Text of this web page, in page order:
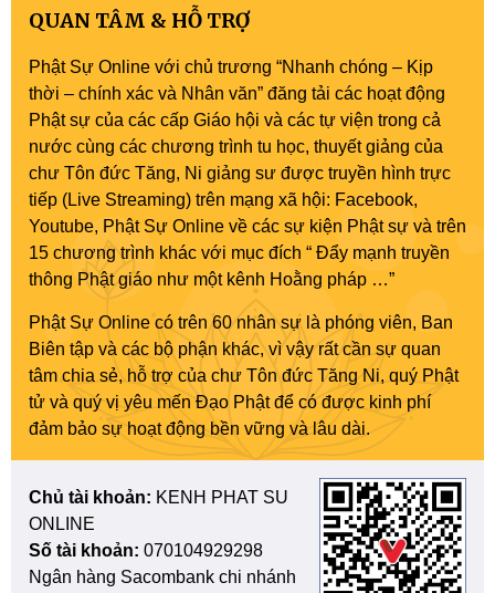
QUAN TÂM & HỖ TRỢ
Phật Sự Online với chủ trương “Nhanh chóng – Kịp
thời – chính xác và Nhân văn” đăng tải các hoạt động
Phật sự của các cấp Giáo hội và các tự viện trong cả
nước cùng các chương trình tu học, thuyết giảng của
chư Tôn đức Tăng, Ni giảng sư được truyền hình trực
tiếp (Live Streaming) trên mạng xã hội: Facebook,
Youtube, Phật Sự Online về các sự kiện Phật sự và trên
15 chương trình khác với mục đích “ Đẩy mạnh truyền
thông Phật giáo như một kênh Hoằng pháp …”
Phật Sự Online có trên 60 nhân sự là phóng viên, Ban
Biên tập và các bộ phận khác, vì vậy rất cần sự quan
tâm chia sẻ, hỗ trợ của chư Tôn đức Tăng Ni, quý Phật
tử và quý vị yêu mến Đạo Phật để có được kinh phí
đảm bảo sự hoạt động bền vững và lâu dài.
Chủ tài khoản: KENH PHAT SU
ONLINE
Số tài khoản: 070104929298
Ngân hàng Sacombank chi nhánh